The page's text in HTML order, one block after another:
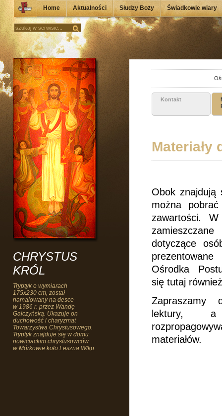
Home Aktualności Słudzy Boży Świadkowie wiary
CHRYSTUS
KRÓL
Tryptyk o wymiarach
175x230 cm, został
namalowany na desce
w 1986 r. przez Wandę
Gałczyńską. Ukazuje on
duchowość i charyzmat
Towarzystwa Chrystusowego.
Tryptyk znajduje się w domu
nowicjackim chrystusowców
w Mórkowie koło Leszna Wlkp.
Kontakt
Materiały
Obok znajdują
można
zawartości.
dotyczące
Ośrodka
się tutaj
Zapraszamy
lektury,
materiałów.